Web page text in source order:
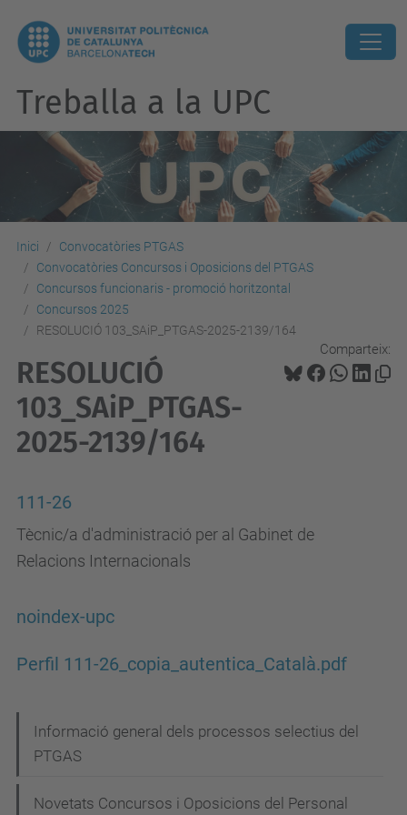
Treballa a la UPC
Inici
Convocatòries PTGAS
Convocatòries Concursos i Oposicions del PTGAS
Concursos funcionaris - promoció horitzontal
Concursos 2025
RESOLUCIÓ 103_SAiP_PTGAS-2025-2139/164
Comparteix:
RESOLUCIÓ
103_SAiP_PTGAS-
2025-2139/164
111-26
Tècnic/a d'administració per al Gabinet de
Relacions Internacionals
noindex-upc
Perfil 111-26_copia_autentica_Català.pdf
Informació general dels processos selectius del
PTGAS
Novetats Concursos i Oposicions del Personal